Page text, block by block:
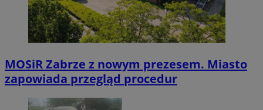
MOSiR Zabrze z nowym prezesem. Miasto
zapowiada przegląd procedur